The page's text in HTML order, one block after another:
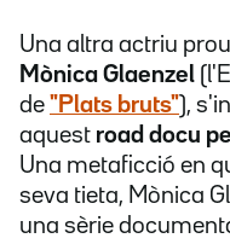
Una altra actriu
Mònica Glaenzel
de "Plats bruts"),
aquest road docu
Una metaficció en
seva tieta, Mònica
una sèrie